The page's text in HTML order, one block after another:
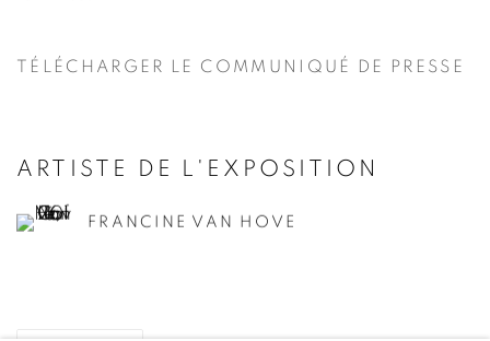
TÉLÉCHARGER LE COMMUNIQUÉ DE PRESSE
ARTISTE DE L'EXPOSITION
FRANCINE VAN HOVE